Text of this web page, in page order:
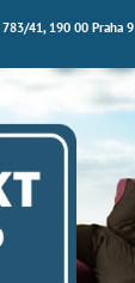
783/41, 190 00 Praha 9